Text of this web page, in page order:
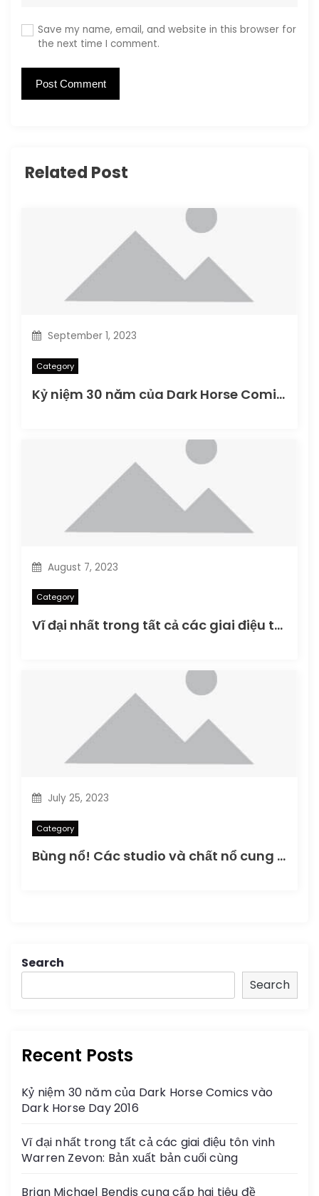
Save my name, email, and website in this browser for
the next time I comment.
Related Post
September 1, 2023
Category
Kỷ niệm 30 năm của Dark Horse Comics vào Dark Horse Day 2016
August 7, 2023
Category
Vĩ đại nhất trong tất cả các giai điệu tôn vinh Warren Zevon: Bản xuất bản cuối cùng
July 25, 2023
Category
Bùng nổ! Các studio và chất nổ cung cấp cho cha mẹ Cyanide và Hạnh phúc
Search
Search
Recent Posts
Kỷ niệm 30 năm của Dark Horse Comics vào
Dark Horse Day 2016
Vĩ đại nhất trong tất cả các giai điệu tôn vinh
Warren Zevon: Bản xuất bản cuối cùng
Brian Michael Bendis cung cấp hai tiêu đề